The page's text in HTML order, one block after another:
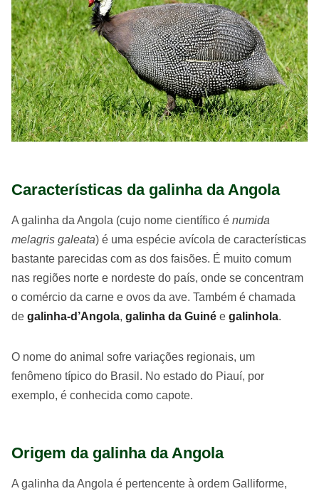
Características da galinha da Angola
A galinha da Angola (cujo nome científico é numida
melagris galeata) é uma espécie avícola de características
bastante parecidas com as dos faisões. É muito comum
nas regiões norte e nordeste do país, onde se concentram
o comércio da carne e ovos da ave. Também é chamada
de galinha-d’Angola, galinha da Guiné e galinhola.
O nome do animal sofre variações regionais, um
fenômeno típico do Brasil. No estado do Piauí, por
exemplo, é conhecida como capote.
Origem da galinha da Angola
A galinha da Angola é pertencente à ordem Galliforme,